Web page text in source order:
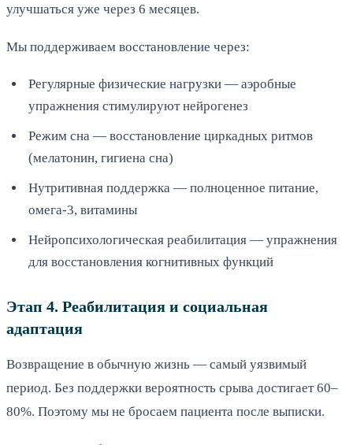
улучшаться уже через 6 месяцев.
Мы поддерживаем восстановление через:
Регулярные физические нагрузки — аэробные
упражнения стимулируют нейрогенез
Режим сна — восстановление циркадных ритмов
(мелатонин, гигиена сна)
Нутритивная поддержка — полноценное питание,
омега-3, витамины
Нейропсихологическая реабилитация — упражнения
для восстановления когнитивных функций
Этап 4. Реабилитация и социальная
адаптация
Возвращение в обычную жизнь — самый уязвимый
период. Без поддержки вероятность срыва достигает 60–
80%. Поэтому мы не бросаем пациента после выписки.